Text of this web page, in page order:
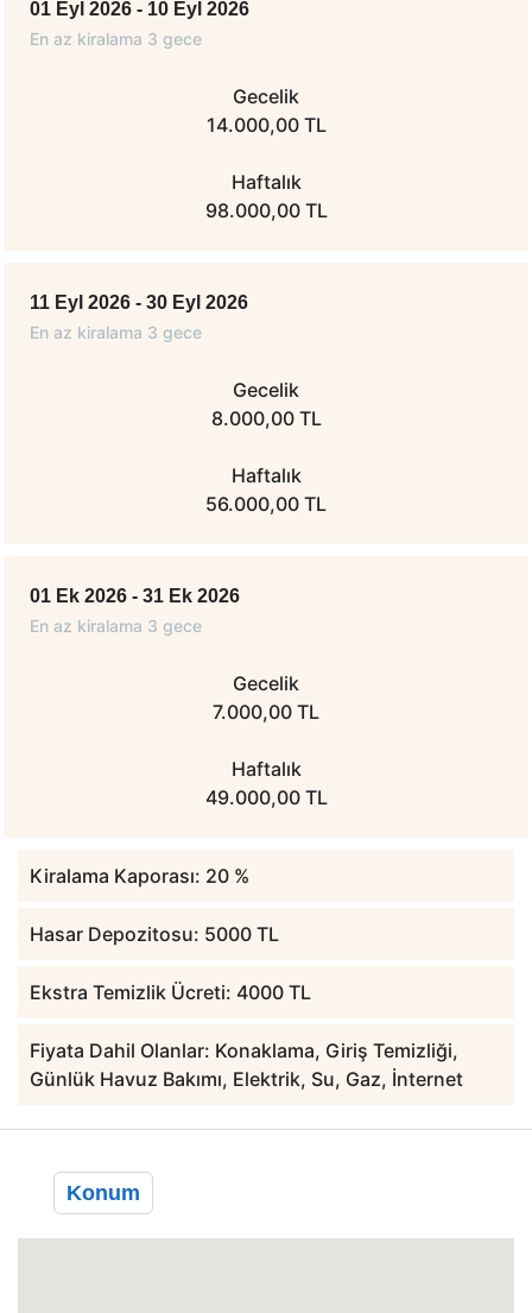
01 Eyl 2026 - 10 Eyl 2026
En az kiralama 3 gece
Gecelik
14.000,00 TL
Haftalık
98.000,00 TL
11 Eyl 2026 - 30 Eyl 2026
En az kiralama 3 gece
Gecelik
8.000,00 TL
Haftalık
56.000,00 TL
01 Ek 2026 - 31 Ek 2026
En az kiralama 3 gece
Gecelik
7.000,00 TL
Haftalık
49.000,00 TL
Kiralama Kaporası: 20 %
Hasar Depozitosu: 5000 TL
Ekstra Temizlik Ücreti: 4000 TL
Fiyata Dahil Olanlar: Konaklama, Giriş Temizliği,
Günlük Havuz Bakımı, Elektrik, Su, Gaz, İnternet
Konum